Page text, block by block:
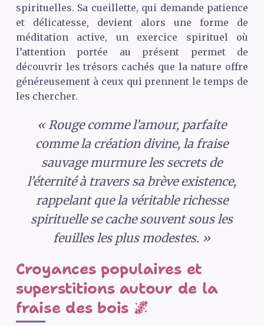
spirituelles. Sa cueillette, qui demande patience
et délicatesse, devient alors une forme de
méditation active, un exercice spirituel où
l’attention portée au présent permet de
découvrir les trésors cachés que la nature offre
généreusement à ceux qui prennent le temps de
les chercher.
« Rouge comme l’amour, parfaite
comme la création divine, la fraise
sauvage murmure les secrets de
l’éternité à travers sa brève existence,
rappelant que la véritable richesse
spirituelle se cache souvent sous les
feuilles les plus modestes. »
Croyances populaires et
superstitions autour de la
fraise des bois 🌌